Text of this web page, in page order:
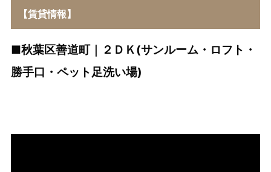
【賃貸情報】
■秋葉区善道町｜２ＤＫ(サンルーム・ロフト・
勝手口・ペット足洗い場)